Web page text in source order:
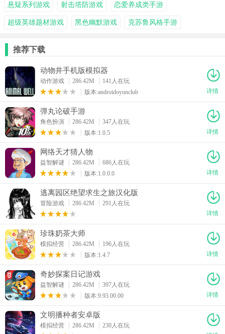
悬疑系列游戏 射击塔防游戏 恋爱养成类手游
超级英雄题材游戏 黑色幽默游戏 克苏鲁风格手游
推荐下载
动物井手机版模拟器
动作游戏 286.42M
141人在玩
版本:androidoyunclub
详情
弹丸论破手游
角色扮演 286.42M
347人在玩
版本:1.0.5
详情
网络天才猜人物
益智解谜 286.42M
686人在玩
版本:1.0.0.0
详情
逃离园区绝望求生之旅汉化版
冒险游戏 286.42M
291人在玩
详情
珍珠奶茶大师
模拟经营 286.42M
196人在玩
版本:1.4.7
详情
奇妙探案日记游戏
益智解谜 286.42M
397人在玩
版本:9.93.00.00
详情
文明播种者安卓版
模拟经营 286.42M
230人在玩